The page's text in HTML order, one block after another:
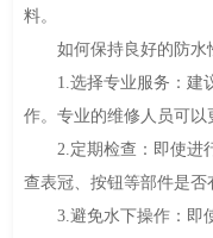
料。
如何保持良好的防水
1.选择专业服务：建议
作。专业的维修人员可以
2.定期检查：即使进行
查表冠、按钮等部件是否
3.避免水下操作：即使